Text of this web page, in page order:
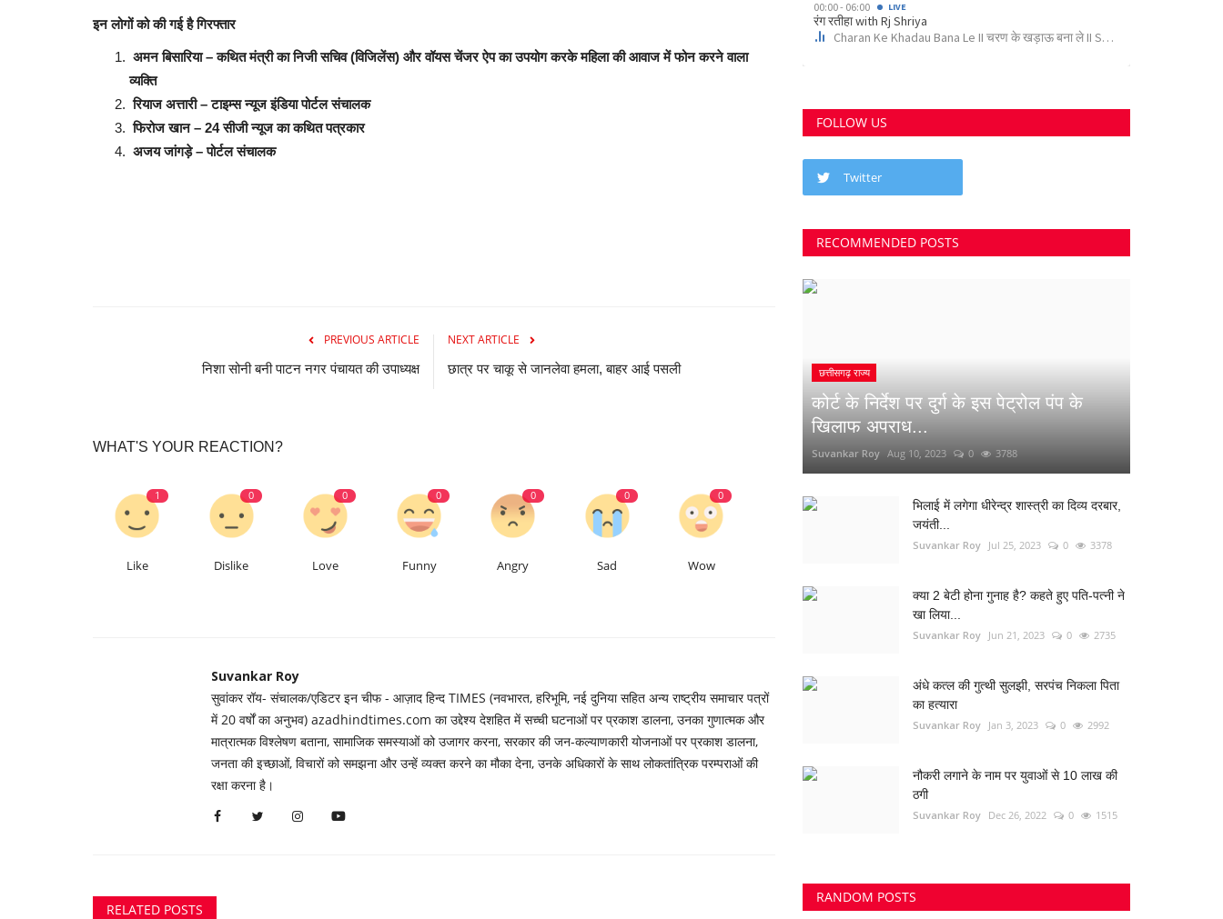
इन लोगों को की गई है गिरफ्तार
अमन बिसारिया – कथित मंत्री का निजी सचिव (विजिलेंस) और वॉयस चेंजर ऐप का उपयोग करके महिला की आवाज में फोन करने वाला
व्यक्ति
रियाज अत्तारी – टाइम्स न्यूज इंडिया पोर्टल संचालक
फिरोज खान – 24 सीजी न्यूज का कथित पत्रकार
अजय जांगड़े – पोर्टल संचालक
PREVIOUS ARTICLE
निशा सोनी बनी पाटन नगर पंचायत की उपाध्यक्ष
NEXT ARTICLE
छात्र पर चाकू से जानलेवा हमला, बाहर आई पसली
WHAT'S YOUR REACTION?
1
Like
0
Dislike
0
Love
0
Funny
0
Angry
0
Sad
0
Wow
Suvankar Roy
सुवांकर रॉय- संचालक/एडिटर इन चीफ - आज़ाद हिन्द TIMES (नवभारत, हरिभूमि, नई दुनिया सहित अन्य राष्ट्रीय समाचार पत्रों
में 20 वर्षों का अनुभव) azadhindtimes.com का उद्देश्य देशहित में सच्ची घटनाओं पर प्रकाश डालना, उनका गुणात्मक और
मात्रात्मक विश्लेषण बताना, सामाजिक समस्याओं को उजागर करना, सरकार की जन-कल्याणकारी योजनाओं पर प्रकाश डालना,
जनता की इच्छाओं, विचारों को समझना और उन्हें व्यक्त करने का मौका देना, उनके अधिकारों के साथ लोकतांत्रिक परम्पराओं की
रक्षा करना है।
RELATED POSTS
FOLLOW US
Twitter
RECOMMENDED POSTS
छत्तीसगढ़ राज्य
कोर्ट के निर्देश पर दुर्ग के इस पेट्रोल पंप के
खिलाफ अपराध...
Suvankar Roy Aug 10, 2023 0 3788
भिलाई में लगेगा धीरेन्द्र शास्त्री का दिव्य दरबार,
जयंती...
Suvankar Roy Jul 25, 2023 0 3378
क्या 2 बेटी होना गुनाह है? कहते हुए पति-पत्नी ने
खा लिया...
Suvankar Roy Jun 21, 2023 0 2735
अंधे कत्ल की गुत्थी सुलझी, सरपंच निकला पिता
का हत्यारा
Suvankar Roy Jan 3, 2023 0 2992
नौकरी लगाने के नाम पर युवाओं से 10 लाख की
ठगी
Suvankar Roy Dec 26, 2022 0 1515
RANDOM POSTS